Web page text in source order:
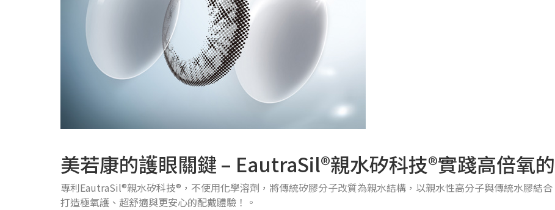
美若康的護眼關鍵 – EautraSil®親水矽科技®實踐高倍氧
專利EautraSil®親水矽科技®，不使用化學溶劑，將傳統矽膠分子改質為親水結構，以親水性高分子與傳統水膠結
打造極氧護、超舒適與更安心的配戴體驗！。